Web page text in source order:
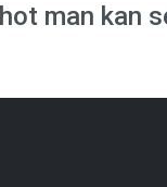
man kan